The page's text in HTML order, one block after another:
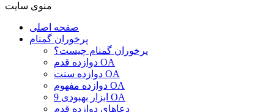
منوی سایت
صفحه اصلی
پرخوران گمنام
پرخوران گمنام چیست؟
دوازده قدم OA
دوازده سنت OA
دوازده مفهوم OA
9 ابزار بهبودی OA
دعاهای دوازده قدم